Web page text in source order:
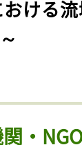
ける
・